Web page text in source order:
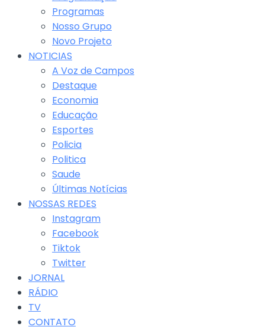
Programas
Nosso Grupo
Novo Projeto
NOTICIAS
A Voz de Campos
Destaque
Economia
Educação
Esportes
Policia
Politica
Saude
Últimas Notícias
NOSSAS REDES
Instagram
Facebook
Tiktok
Twitter
JORNAL
RÁDIO
TV
CONTATO